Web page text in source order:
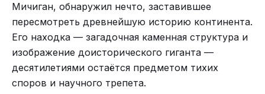
Мичиган, обнаружил нечто, заставившее
пересмотреть древнейшую историю континента.
Его находка — загадочная каменная структура и
изображение доисторического гиганта —
десятилетиями остаётся предметом тихих
споров и научного трепета.